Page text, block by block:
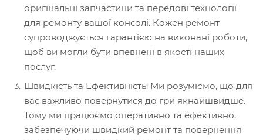
оригінальні запчастини та передові технології
для ремонту вашої консолі. Кожен ремонт
супроводжується гарантією на виконані роботи,
щоб ви могли бути впевнені в якості наших
послуг.
Швидкість та Ефективність: Ми розуміємо, що для
вас важливо повернутися до гри якнайшвидше.
Тому ми працюємо оперативно та ефективно,
забезпечуючи швидкий ремонт та повернення